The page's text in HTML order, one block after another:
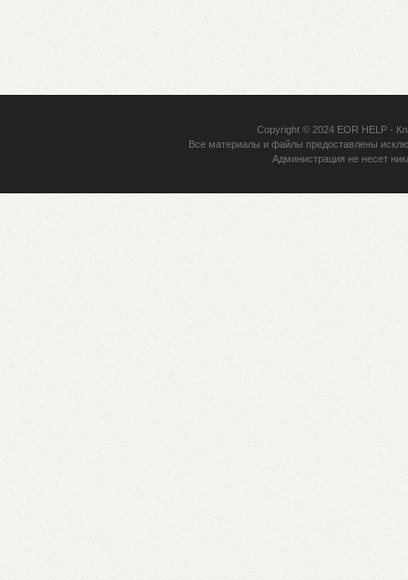
Copyright © 2024 EOR HELP-
Все материалы и файлы предоставлены
Администрация не несет